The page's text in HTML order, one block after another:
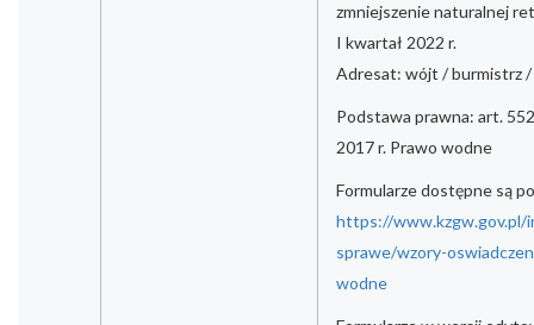
zmniejszenie naturalnej
I kwartał 2022 r.
Adresat: wójt / burmistrz
Podstawa prawna: art.
2017 r. Prawo wodne
Formularze dostępne są
https://www.kzgw.gov.pl/
sprawe/wzory-
wodne